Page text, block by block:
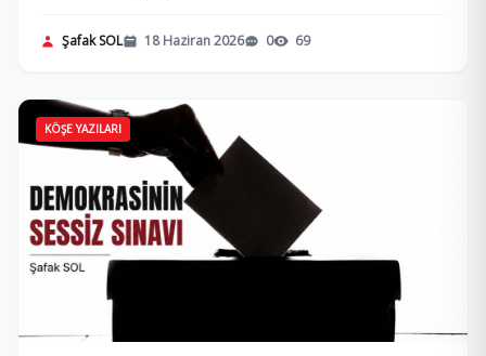
Şafak SOL 18 Haziran 2026 0 69
KÖŞE YAZILARI